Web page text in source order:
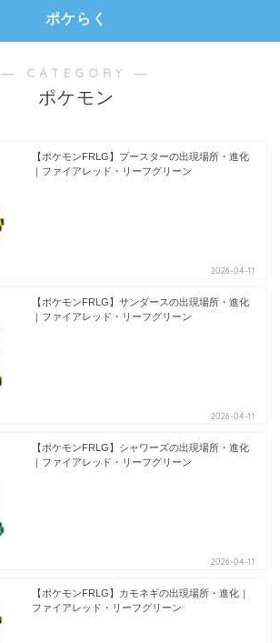
ポケらく
― CATEGORY ―
ポケモン
【ポケモンFRLG】ブースターの出現場所・進化
｜ファイアレッド・リーフグリーン
2026-04-11
【ポケモンFRLG】サンダースの出現場所・進化
｜ファイアレッド・リーフグリーン
2026-04-11
【ポケモンFRLG】シャワーズの出現場所・進化
｜ファイアレッド・リーフグリーン
2026-04-11
【ポケモンFRLG】カモネギの出現場所・進化｜
ファイアレッド・リーフグリーン